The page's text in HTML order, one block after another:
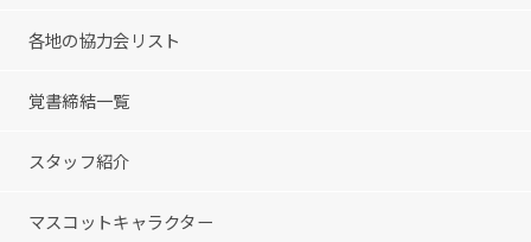
各地の協力会リスト
覚書締結一覧
スタッフ紹介
マスコットキャラクター